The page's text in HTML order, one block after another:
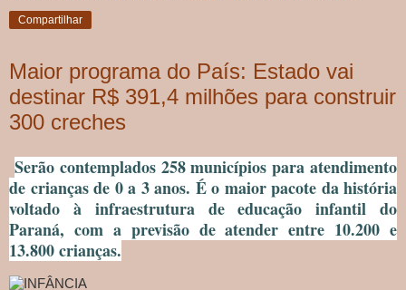
Compartilhar
Maior programa do País: Estado vai
destinar R$ 391,4 milhões para construir
300 creches
Serão contemplados 258 municípios para atendimento
de crianças de 0 a 3 anos. É o maior pacote da história
voltado à infraestrutura de educação infantil do
Paraná, com a previsão de atender entre 10.200 e
13.800 crianças.